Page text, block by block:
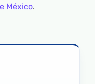
México.